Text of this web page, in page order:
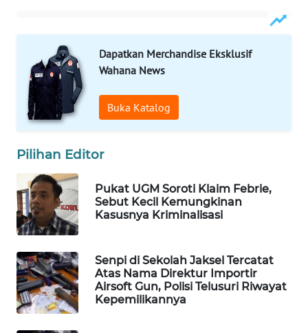
Dapatkan Merchandise Eksklusif
Wahana News
Buka Katalog
Pilihan Editor
Pukat UGM Soroti Klaim Febrie,
Sebut Kecil Kemungkinan
Kasusnya Kriminalisasi
Senpi di Sekolah Jaksel Tercatat
Atas Nama Direktur Importir
Airsoft Gun, Polisi Telusuri Riwayat
Kepemilikannya
BOROBUDUR
WN
MADURA
WN
WN
NATUNA
WN
BINTAN
WN
MANDALIKA